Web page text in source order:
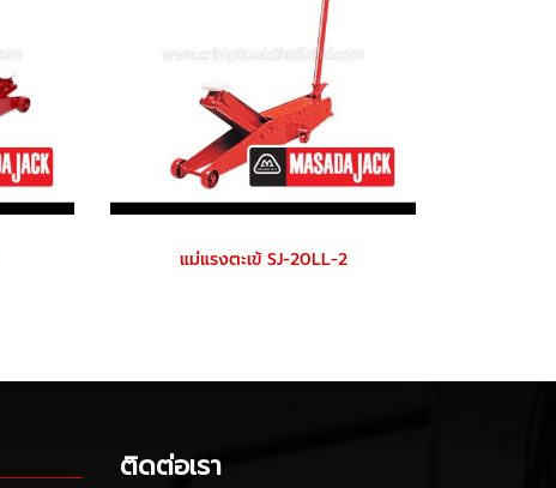
แม่แรงตะเข้ SJ-20LL-2
ติดต่อเรา